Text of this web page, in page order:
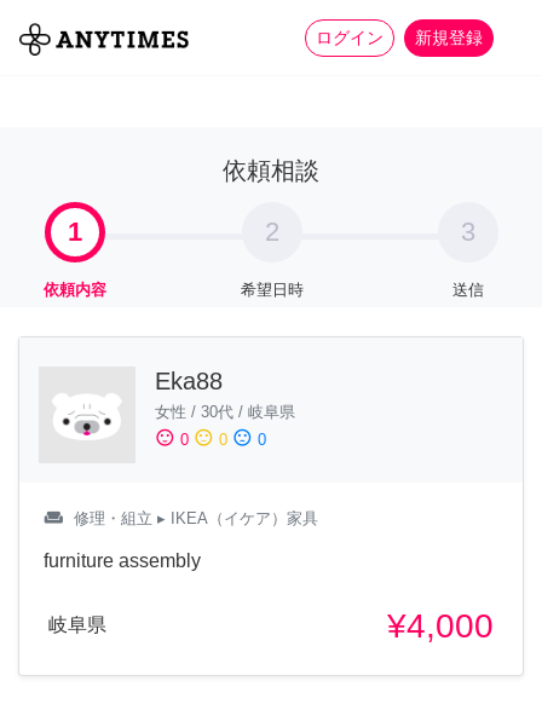
ログイン 新規登録
全て 家事 more_horiz
依頼相談
1
依頼内容
2
希望日時
3
送信
Eka88
女性 / 30代 / 岐阜県
sentiment_satisfied 0 sentiment_neutral 0 sentiment_dissatisfied 0
weekend 修理・組立 ▸ IKEA（イケア）家具
furniture assembly
岐阜県 ¥4,000